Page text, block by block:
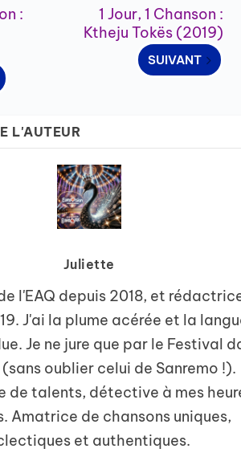
:
1 Jour, 1 Chanson :
Ktheju Tokës (2019)
SUIVANT
L'AUTEUR
Juliette
l'EAQ depuis 2018, et
J'ai la plume acérée et la
Je ne jure que par le Festival
oublier celui de Sanremo !).
de talents, détective à mes
Amatrice de chansons uniques,
et authentiques.